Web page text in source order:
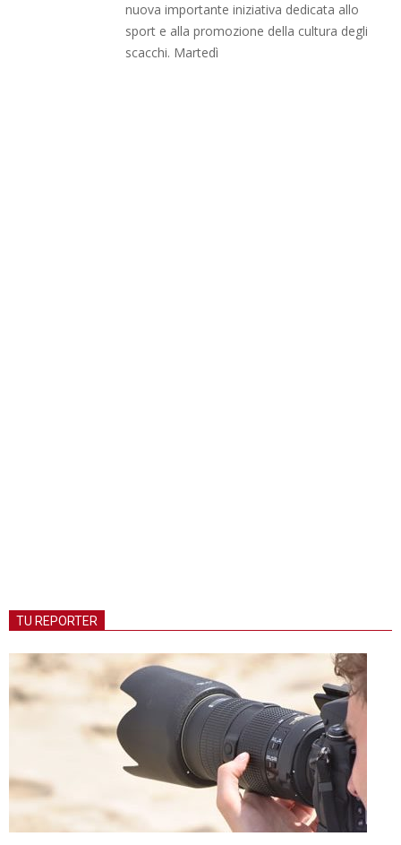
nuova importante iniziativa dedicata allo
sport e alla promozione della cultura degli
scacchi. Martedì
TU REPORTER